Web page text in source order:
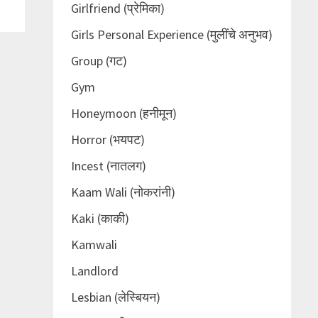
Girlfriend (प्रेमिका)
Girls Personal Experience (मुलींचे अनुभव)
Group (गट)
Gym
Honeymoon (हनीमून)
Horror (भयपट)
Incest (नातलग)
Kaam Wali (नोकरांनी)
Kaki (काकी)
Kamwali
Landlord
Lesbian (लेस्बियन)